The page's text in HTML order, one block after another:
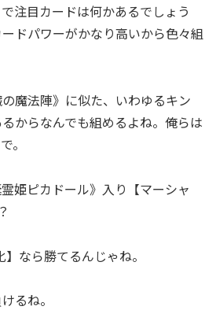
注目カードは何かあるでしょう
ドパワーがかなり高いから色々組
の魔法陣》に似た、いわゆるキン
からなんでも組めるよね。俺らは
。
姫ピカドール》入り【マーシャ
】なら勝てるんじゃね。
るね。